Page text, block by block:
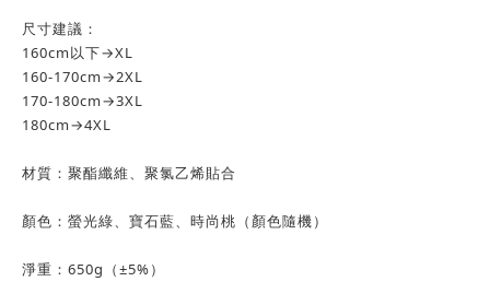
尺寸建議：
160cm以下→XL
160-170cm→2XL
170-180cm→3XL
180cm→4XL
材質：聚酯纖維、聚氯乙烯貼合
顏色：螢光綠、寶石藍、時尚桃（顏色隨機）
淨重：650g（±5%）